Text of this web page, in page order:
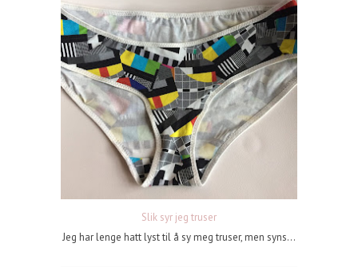
Slik syr jeg truser
Jeg har lenge hatt lyst til å sy meg truser, men syns...